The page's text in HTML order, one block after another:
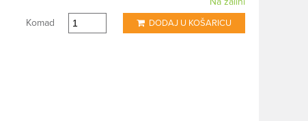
Komad
DODAJ U KOŠARICU